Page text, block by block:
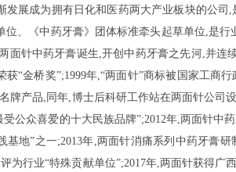
发展成为拥有日化和医药两大产业板块的公
位、《中药牙膏》团体标准牵头起草单位,是
针中药牙膏诞生,开创中药牙膏之先河,并连
获“金桥奖”;1999年,“两面针”商标被国家工商
牌产品,同年,博士后科研工作站在两面针公司
受公众喜爱的十大民族品牌”;2012年,两面针中
基地”之一;2013年,两面针消痛系列中药牙膏
为行业“特殊贡献单位”;2017年,两面针获得广